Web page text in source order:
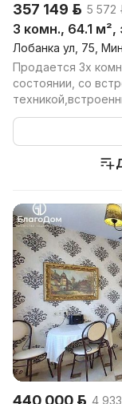
357 149 р. 5 572
3 комн., 64.1
Лобанка ул, 75,
Продается 3х
состоянии, со
экологически
440 000 р. 4